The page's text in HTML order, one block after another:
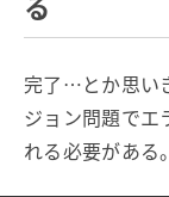
完了…とか思い
ジョン問題でエ
れる必要がある